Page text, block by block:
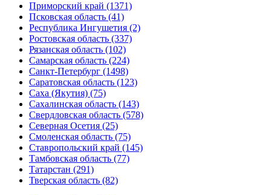
Приморский край (1371)
Псковская область (41)
Республика Ингушетия (2)
Ростовская область (337)
Рязанская область (102)
Самарская область (224)
Санкт-Петербург (1498)
Саратовская область (123)
Саха (Якутия) (75)
Сахалинская область (143)
Свердловская область (578)
Северная Осетия (25)
Смоленская область (75)
Ставропольский край (145)
Тамбовская область (77)
Татарстан (291)
Тверская область (82)